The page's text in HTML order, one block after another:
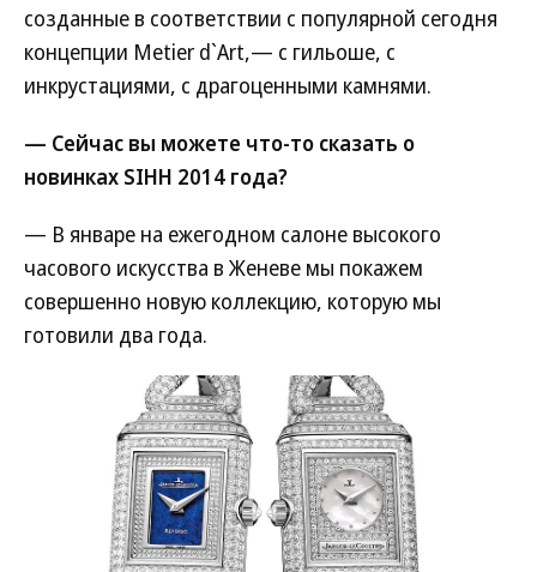
созданные в соответствии с популярной сегодня
концепции Metier d`Art,— с гильоше, с
инкрустациями, с драгоценными камнями.
— Сейчас вы можете что-то сказать о
новинках SIHH 2014 года?
— В январе на ежегодном салоне высокого
часового искусства в Женеве мы покажем
совершенно новую коллекцию, которую мы
готовили два года.